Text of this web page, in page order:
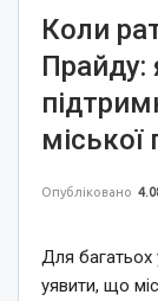
Коли
міської
Опубліковано
Для багатьох
уявити, що